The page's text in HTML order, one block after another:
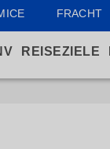
FRACHT
REISEZIELE